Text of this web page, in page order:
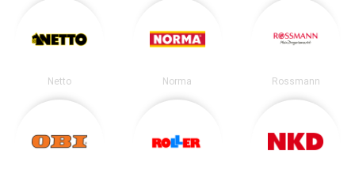
Netto Norma Rossmann